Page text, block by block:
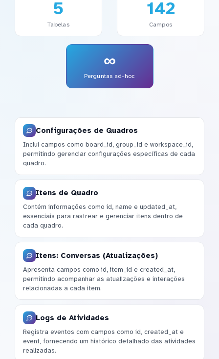
5
Tabelas
142
Campos
∞
Perguntas ad-hoc
Configurações de Quadros
Inclui campos como board_id, group_id e workspace_id,
permitindo gerenciar configurações específicas de cada
quadro.
Itens de Quadro
Contém informações como id, name e updated_at,
essenciais para rastrear e gerenciar itens dentro de
cada quadro.
Itens: Conversas (Atualizações)
Apresenta campos como id, item_id e created_at,
permitindo acompanhar as atualizações e interações
relacionadas a cada item.
Logs de Atividades
Registra eventos com campos como id, created_at e
event, fornecendo um histórico detalhado das atividades
realizadas.